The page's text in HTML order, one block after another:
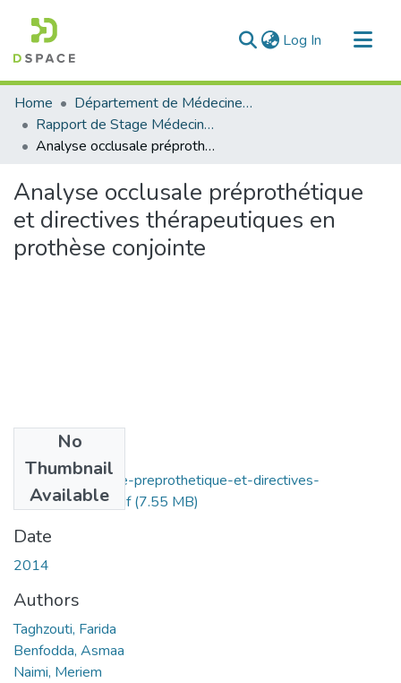
Log In (current)
Communities & Collections
All of DSpace
Statistics
Home
Département de Médecine Dentaire
Rapport de Stage Médecine Dentaire
Analyse occlusale préprothétique et directives thérapeutiques en prothèse conjointe
Analyse occlusale préprothétique
et directives thérapeutiques en
prothèse conjointe
No
Thumbnail
Available
Analyse-occlusale-preprothetique-et-directives-
therapeutiques.pdf(7.55 MB)
Date
2014
Authors
Taghzouti, Farida
Benfodda, Asmaa
Naimi, Meriem